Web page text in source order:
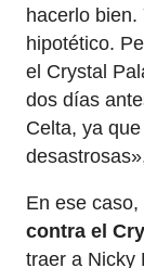
hacerlo
hipotético.
el Crystal
dos días
Celta, ya
En ese
contra el
traer a Nicky